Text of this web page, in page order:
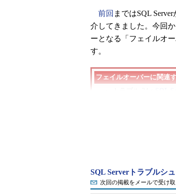
前回 まではSQL
介してきました。今回
ーとなる「フェイルオ
す。
フェイルオーバーに関連
「Always on フェ
SQL Serverトラブルシ
次回の掲載をメールで受け